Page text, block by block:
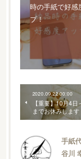
時の手紙で好感
プ！
2020.09.22 00:00
【重要】10月4日
までお休みします
手紙
谷川